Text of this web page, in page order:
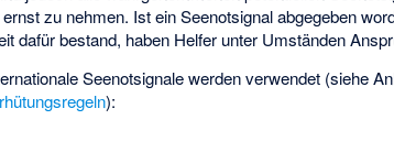
zu nehmen. Ist ein Seenotsignal abgegeben
dafür bestand, haben Helfer unter Umständen
Seenotsignale werden verwendet (siehe
):